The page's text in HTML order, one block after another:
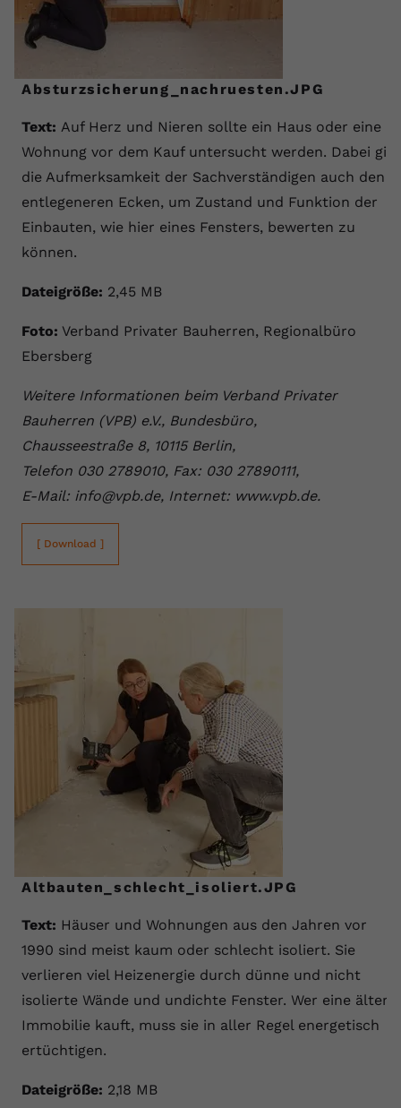
Absturzsicherung_nachruesten.JPG
Text: Auf Herz und Nieren sollte ein Haus oder eine
Wohnung vor dem Kauf untersucht werden. Dabei gilt
die Aufmerksamkeit der Sachverständigen auch den
entlegeneren Ecken, um Zustand und Funktion der
Einbauten, wie hier eines Fensters, bewerten zu
können.
Dateigröße: 2,45 MB
Foto: Verband Privater Bauherren, Regionalbüro
Ebersberg
Weitere Informationen beim Verband Privater
Bauherren (VPB) e.V., Bundesbüro,
Chausseestraße 8, 10115 Berlin,
Telefon 030 2789010, Fax: 030 27890111,
E-Mail: info@vpb.de, Internet: www.vpb.de.
[ Download ]
Altbauten_schlecht_isoliert.JPG
Text: Häuser und Wohnungen aus den Jahren vor
1990 sind meist kaum oder schlecht isoliert. Sie
verlieren viel Heizenergie durch dünne und nicht
isolierte Wände und undichte Fenster. Wer eine ältere
Immobilie kauft, muss sie in aller Regel energetisch
ertüchtigen.
Dateigröße: 2,18 MB
youtube.com
Zweck
YouTube setzt dieses Cookie über
eingebettete YouTube-Videos und
Name yt-remote-device-id
Anbieter Youtube.com
Videopräferenzen des Benutzers zu
Name yt.innertube::requests
Anbieter youtube.com
Laufzeit Session
Name yt.innertube::nextId
Youtube.com
Laufzeit Session
Dieser von YouTube gesetzte Cookie
registriert eine eindeutige ID, um
Daten darüber zu speichern, welche
Videos von YouTube der Nutzer
gesehen hat.
Name yt-remote-connected-devices
Anbieter Youtube.com
Laufzeit Session
speichern, der eingebettete YouTube-